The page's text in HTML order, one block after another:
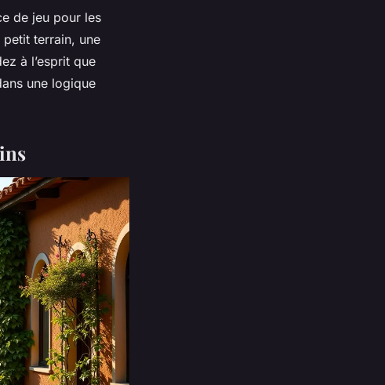
de jeu pour les
terrain, une
à l’esprit que
une logique